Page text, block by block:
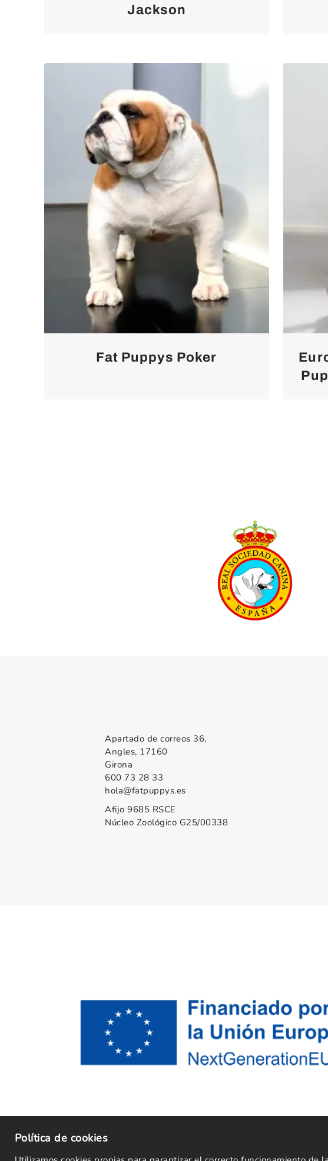
Jackson
Fat Puppys Poker
Apartado de correos 36,
Angles, 17160
Girona
600 73 28 33
hola@fatpuppys.es
Afijo 9685 RSCE
Núcleo Zoológico G25/00338
Política de cookies